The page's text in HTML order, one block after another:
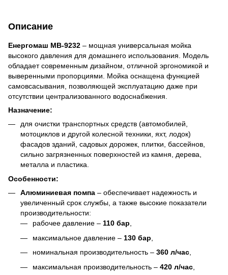
Описание
Енергомаш МВ-9232 – мощная универсальная мойка
высокого давления для домашнего использования. Модель
обладает современным дизайном, отличной эргономикой и
выверенными пропорциями. Мойка оснащена функцией
самовсасывания, позволяющей эксплуатацию даже при
отсутствии централизованного водоснабжения.
Назначение:
для очистки транспортных средств (автомобилей,
мотоциклов и другой колесной техники, яхт, лодок)
фасадов зданий, садовых дорожек, плитки, бассейнов,
сильно загрязненных поверхностей из камня, дерева,
металла и пластика.
Особенности:
Алюминиевая помпа – обеспечивает надежность и
увеличенный срок службы, а также высокие показатели
производительности:
рабочее давление – 110 бар,
максимальное давление – 130 бар
номинальная производительность – 360 л/час
максимальная производительность – 420 л/час